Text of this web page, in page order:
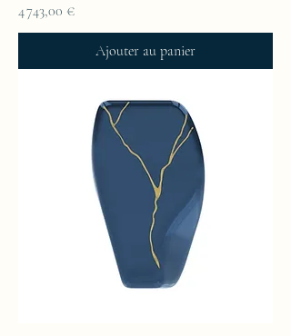
Prix
4 743,00 €
Ajouter au panier